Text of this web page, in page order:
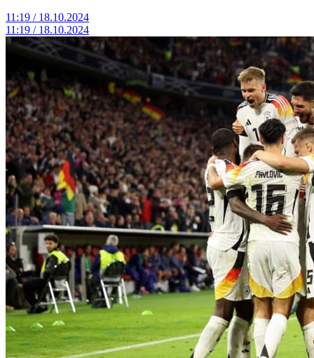
11:19 / 18.10.2024
11:19 / 18.10.2024